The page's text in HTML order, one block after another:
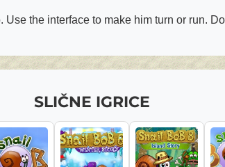
the interface to make him turn or run.
SLIČNE IGRICE